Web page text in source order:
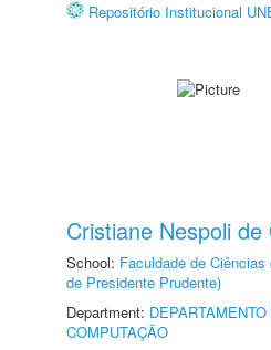
Repositório Institucional
Cristiane Nespoli de
School: Faculdade de
de Presidente Prudente)
Department:
COMPUTAÇÃO